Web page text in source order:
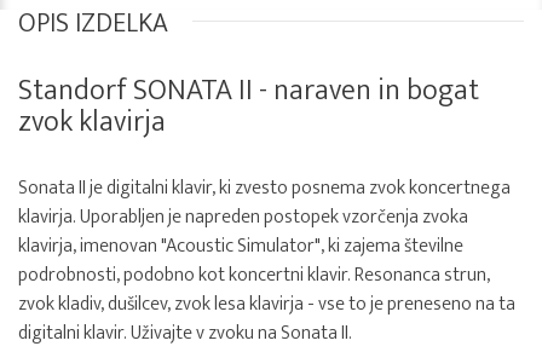
OPIS IZDELKA
Standorf SONATA II - naraven in bogat
zvok klavirja
Sonata II je digitalni klavir, ki zvesto posnema zvok koncertnega
klavirja. Uporabljen je napreden postopek vzorčenja zvoka
klavirja, imenovan "Acoustic Simulator", ki zajema številne
podrobnosti, podobno kot koncertni klavir. Resonanca strun,
zvok kladiv, dušilcev, zvok lesa klavirja - vse to je preneseno na ta
digitalni klavir. Uživajte v zvoku na Sonata II.